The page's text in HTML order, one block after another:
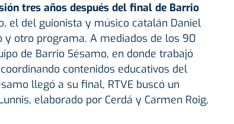
tres años después del final de Barrio
el del guionista y músico catalán Daniel
y otro programa. A mediados de los 90
de Barrio Sésamo, en donde trabajó
contenidos educativos del
llegó a su final, RTVE buscó un
elaborado por Cerdá y Carmen Roig,